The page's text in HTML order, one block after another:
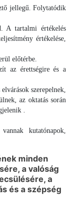
jellegű. Folytatódik
A tartalmi értékelés
értékelése,
előtérbe.
az érettségire és a
szerepelnek,
az oktatás során
.
kutatónapok,
minden
a valóság
a
és a szépség